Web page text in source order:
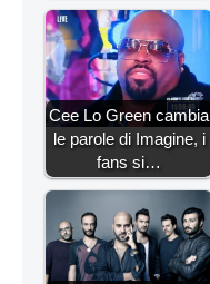
Cee Lo Green cambia
le parole di Imagine, i
fans si…